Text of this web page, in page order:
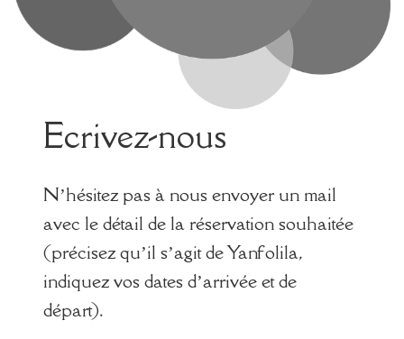
Ecrivez-nous
N’hésitez pas à nous envoyer un mail
avec le détail de la réservation souhaitée
(précisez qu’il s’agit de Yanfolila,
indiquez vos dates d’arrivée et de
départ).